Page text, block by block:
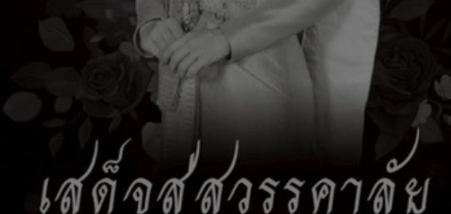
เรื่อง รายงานเงินสะสม ณ วันสื้นเดือนมีนาคม ๒๕๖๙